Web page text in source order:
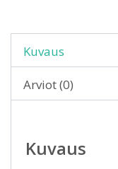
Kuvaus
Arviot (0)
Kuvaus